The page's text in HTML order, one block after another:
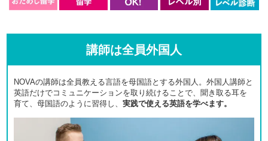
講師は全員外国人
NOVAの講師は全員教える言語を母国語とする外国人。外国人講師と
英語だけでコミュニケーションを取り続けることで、聞き取る耳を
育て、母国語のように習得し、 実践で使える英語を学べます。